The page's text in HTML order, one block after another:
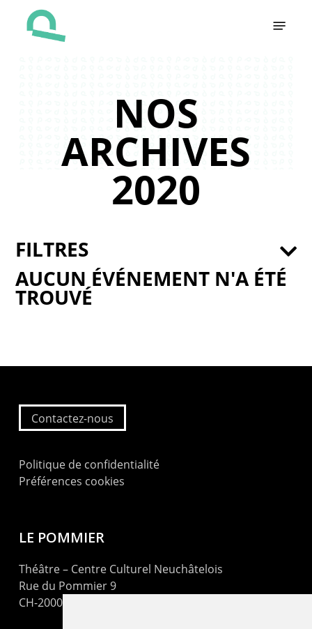
NOS
ARCHIVES
2020
AUCUN ÉVÉNEMENT N'A ÉTÉ
TROUVÉ
FILTRES
Contactez-nous
Politique de confidentialité
Préférences cookies
LE POMMIER
Théâtre – Centre Culturel Neuchâtelois
Rue du Pommier 9
CH-2000 Neuchâtel